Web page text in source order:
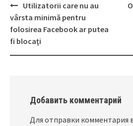
Post
navigation
Utilizatorii care nu au
vârsta minimă pentru
folosirea Facebook ar putea
fi blocaţi
Добавить комментарий
Для отправки комментария